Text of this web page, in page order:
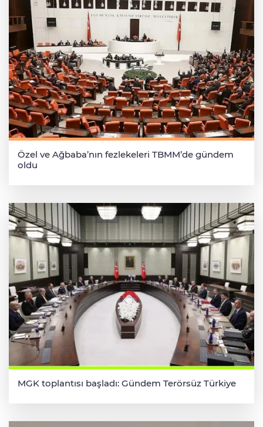
Özel ve Ağbaba’nın fezlekeleri TBMM’de gündem
oldu
MGK toplantısı başladı: Gündem Terörsüz Türkiye